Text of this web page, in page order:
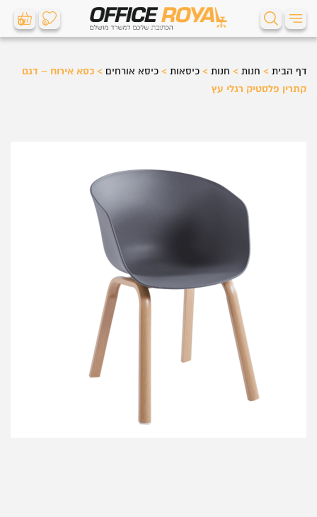
0 0
דף הבית > חנות > חנות > כיסאות > כיסא אורחים > כסא אירוח – דגם
קתרין פלסטיק רגלי עץ